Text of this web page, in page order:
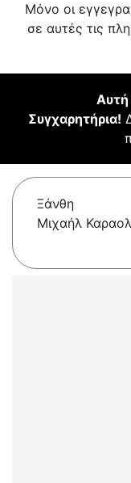
Μόνο οι
σε αυτές τις
Αυτή
Συγχαρητήρια!
Ξάνθη
Μιχαήλ